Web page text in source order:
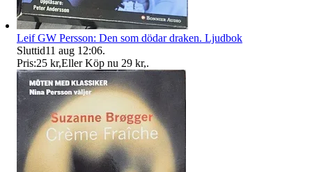
Leif GW Persson: Den som dödar draken. Ljudbok
Sluttid11 aug 12:06.
Pris:25 kr,Eller Köp nu 29 kr,.